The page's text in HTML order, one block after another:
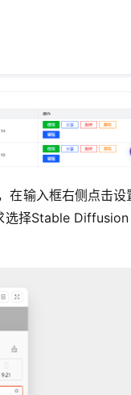
输入框右侧点击设
选择Stable